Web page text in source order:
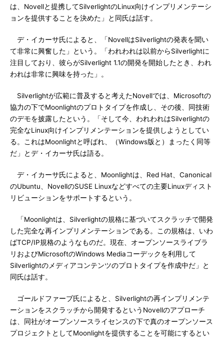
は、Novellと提携してSilverlightのLinux向けインプリメンテーシ
ョンを提供することを決めた」と同氏は話す。
デ・イカーサ氏によると、「NovellはSilverlightの発表を聞い
て非常に興奮した」という。「われわれは以前からSilverlightに
注目しており、彼らがSilverlight 1.1の開発を開始したとき、われ
われは非常に興味を持った」。
Silverlightが広範に普及すると考えたNovellでは、Microsoftの
協力の下でMoonlightのプロトタイプを作成し、その後、同技術
のデモを披露したという。「そして今、われわれはSilverlightの
完全なLinux向けインプリメンテーションを提供しようとしてい
る。これはMoonlightと呼ばれ、（Windows版と）まったく同等
だ」とデ・イカーサ氏は語る。
デ・イカーサ氏によると、Moonlightは、Red Hat、Canonical
のUbuntu、NovellのSUSE Linuxなどすべての主要Linuxディスト
リビューションをサポートするという。
「Moonlightは、Silverlightの規格に基づいてスクラッチで開発
した完全な再インプリメンテーションである。この規格は、いわ
ばTCP/IP規格のようなものだ。現在、オープンソースライブラ
リおよびMicrosoftのWindows Mediaコーデックを利用して
Silverlightのメディアコンテンツのプロトタイプを作成中だ」と
同氏は話す。
ゴールドファーブ氏によると、Silverlightの再インプリメンテ
ーションをスクラッチから開発するというNovellのアプローチ
は、同社がオープンソースライセンスの下で真のオープンソース
プロジェクトとしてMoonlightを提供することを可能にするとい